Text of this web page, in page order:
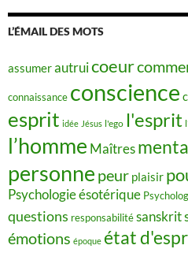
L’ÉMAIL DES MOTS
assumerautruicoeur
connaissance conscience
esprit idée Jésus l'ego l'esprit
l’homme Maîtres
personne peur plaisir
Psychologie ésotérique
questions responsabilitésanskrit
émotions époque état